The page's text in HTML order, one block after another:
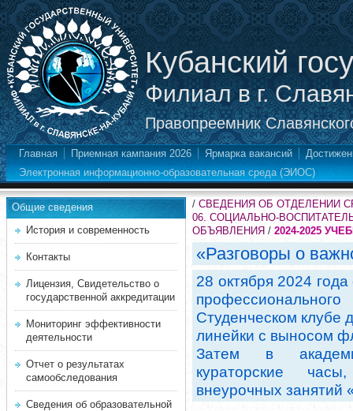
Кубанский
Филиал в г.
Правопреемник
Главная Приемная кампания 2026 Ярмарка вакансий
Электронная информационно-образовательная среда (ЭИОС)
Общие сведения
История и современность
Контакты
Лицензия, Свидетельство о
государственной аккредитации
Мониторинг эффективности
деятельности
Отчет о результатах
самообследования
Сведения об образовательной
/ СВЕДЕНИЯ ОБ ОТДЕЛЕНИИ
06. СОЦИАЛЬНО-
ОБЪЯВЛЕНИЯ / 2024-2025
«Разговоры о
28 октября 2024
Студенческом клубе
линейки с выносом
Затем в
кураторские
внеурочных занятий